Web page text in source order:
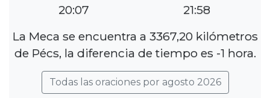
20:07
21:58
La Meca se encuentra a 3367,20 kilómetros
de Pécs, la diferencia de tiempo es -1 hora.
Todas las oraciones por agosto 2026